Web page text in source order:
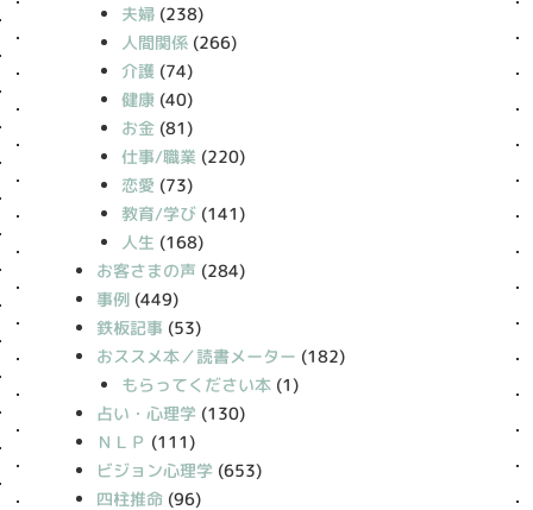
夫婦(238)
人間関係(266)
介護 (74)
健康(40)
お金(81)
仕事/職業 (220)
恋愛 (73)
教育/学び(141)
人生 (168)
お客さまの声 (284)
事例 (449)
鉄板記事 (53)
おススメ本／読書メーター (182)
もらってください本(1)
占い・心理学 (130)
ＮＬＰ (111)
ビジョン心理学 (653)
四柱推命 (96)